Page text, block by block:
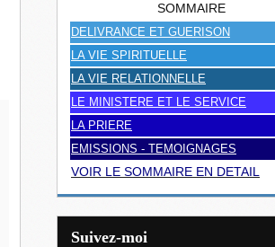
SOMMAIRE
DELIVRANCE ET GUERISON
LA VIE SPIRITUELLE
LA VIE RELATIONNELLE
LE MINISTERE ET LE SERVICE
LA PRIERE
EMISSIONS - TEMOIGNAGES
VOIR LE SOMMAIRE EN DETAIL
Suivez-moi